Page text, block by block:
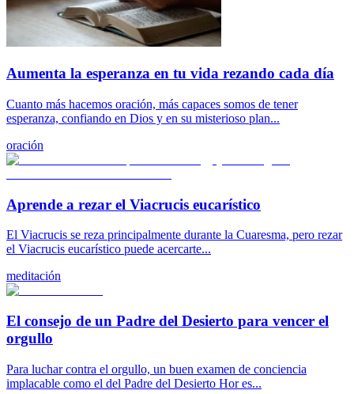
Aumenta la esperanza en tu vida rezando cada día
Cuanto más hacemos oración, más capaces somos de tener
esperanza, confiando en Dios y en su misterioso plan...
oración
Aprende a rezar el Viacrucis eucarístico
El Viacrucis se reza principalmente durante la Cuaresma, pero rezar
el Viacrucis eucarístico puede acercarte...
meditación
El consejo de un Padre del Desierto para vencer el
orgullo
Para luchar contra el orgullo, un buen examen de conciencia
implacable como el del Padre del Desierto Hor es...